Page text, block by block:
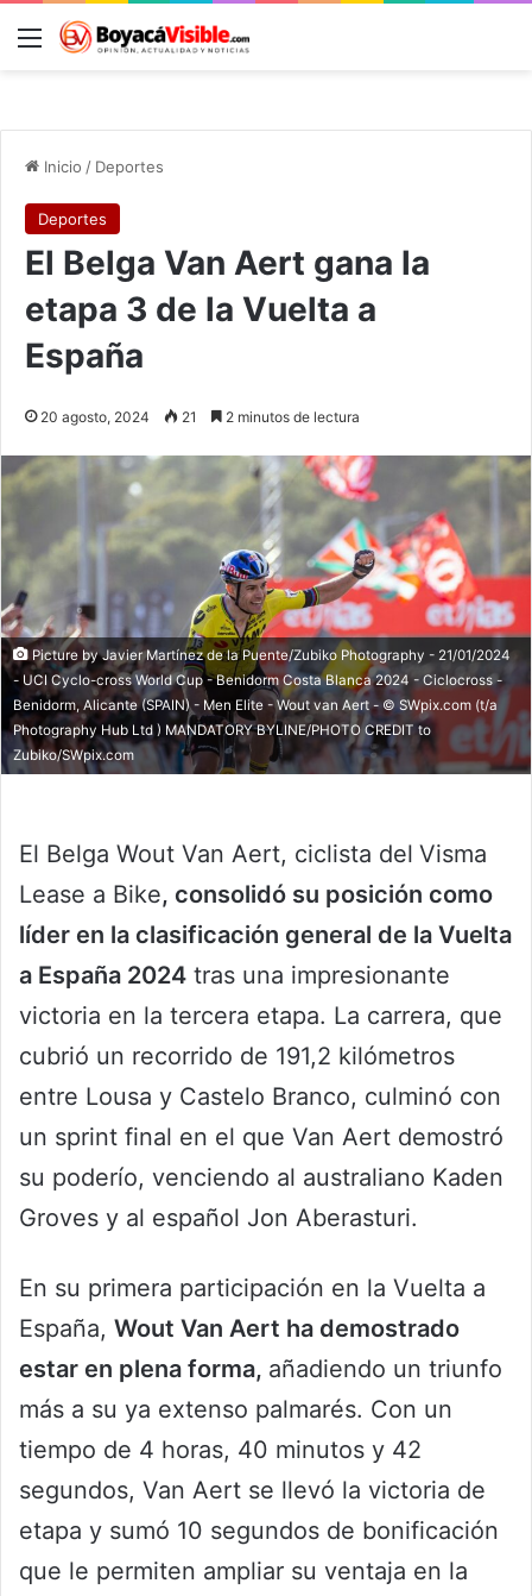
Menú
Inicio / Deportes
Deportes
El Belga Van Aert gana la
etapa 3 de la Vuelta a
España
20 agosto, 2024 21 2 minutos de lectura
Picture by Javier Martínez de la Puente/Zubiko Photography - 21/01/2024
- UCI Cyclo-cross World Cup - Benidorm Costa Blanca 2024 - Ciclocross -
Benidorm, Alicante (SPAIN) - Men Elite - Wout van Aert - © SWpix.com (t/a
Photography Hub Ltd ) MANDATORY BYLINE/PHOTO CREDIT to
Zubiko/SWpix.com
El Belga Wout Van Aert, ciclista del Visma
Lease a Bike, consolidó su posición como
líder en la clasificación general de la Vuelta
a España 2024 tras una impresionante
victoria en la tercera etapa. La carrera, que
cubrió un recorrido de 191,2 kilómetros
entre Lousa y Castelo Branco, culminó con
un sprint final en el que Van Aert demostró
su poderío, venciendo al australiano Kaden
Groves y al español Jon Aberasturi.
En su primera participación en la Vuelta a
España, Wout Van Aert ha demostrado
estar en plena forma, añadiendo un triunfo
más a su ya extenso palmarés. Con un
tiempo de 4 horas, 40 minutos y 42
segundos, Van Aert se llevó la victoria de
etapa y sumó 10 segundos de bonificación
que le permiten ampliar su ventaja en la